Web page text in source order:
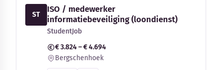
ST
ISO / medewerker
informatiebeveiliging (loondienst)
StudentJob
€ 3.824 – € 4.694
Bergschenhoek